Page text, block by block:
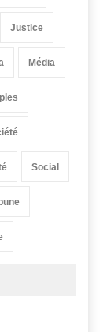
Justice
Média
Social